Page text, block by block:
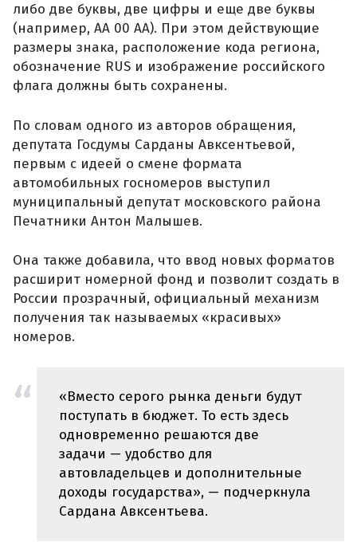
либо две буквы, две цифры и еще две буквы
(например, АА 00 АА). При этом действующие
размеры знака, расположение кода региона,
обозначение RUS и изображение российского
флага должны быть сохранены.
По словам одного из авторов обращения,
депутата Госдумы Сарданы Авксентьевой,
первым с идеей о смене формата
автомобильных госномеров выступил
муниципальный депутат московского района
Печатники Антон Малышев.
Она также добавила, что ввод новых форматов
расширит номерной фонд и позволит создать в
России прозрачный, официальный механизм
получения так называемых «красивых»
номеров.
«Вместо серого рынка деньги будут
поступать в бюджет. То есть здесь
одновременно решаются две
задачи — удобство для
автовладельцев и дополнительные
доходы государства», — подчеркнула
Сардана Авксентьева.